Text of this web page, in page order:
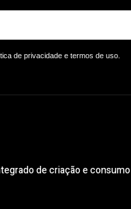
de privacidade e termos de uso.
de criação e consumo